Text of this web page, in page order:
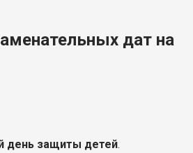
дат на
день защиты детей.